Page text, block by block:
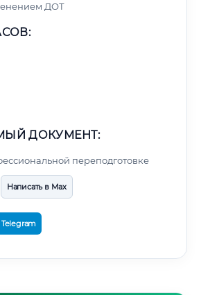
ДОТ
ДОКУМЕНТ:
переподготовке
Написать в Max